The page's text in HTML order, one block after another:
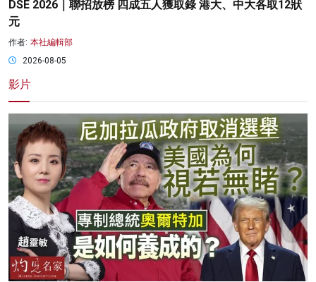
DSE 2026｜聯招放榜 四成五人獲取錄 港大、中大各取12狀
元
作者: 本社編輯部
2026-08-05
影片